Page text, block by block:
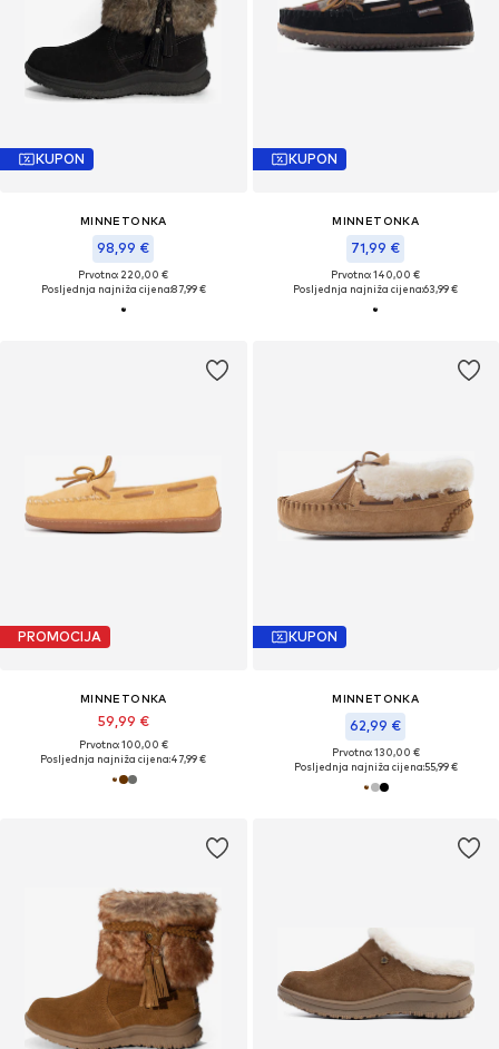
KUPON
MINNETONKA
98,99 €
Prvotno: 220,00 €
Posljednja najniža cijena:87,99 €
KUPON
MINNETONKA
71,99 €
Prvotno: 140,00 €
Posljednja najniža cijena:63,99 €
PROMOCIJA
MINNETONKA
59,99 €
Prvotno: 100,00 €
Posljednja najniža cijena:47,99 €
KUPON
MINNETONKA
62,99 €
Prvotno: 130,00 €
Posljednja najniža cijena:55,99 €